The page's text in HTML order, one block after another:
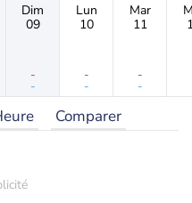
Dim
09
-
-
Lun
10
-
-
Mar
11
-
-
Comparer